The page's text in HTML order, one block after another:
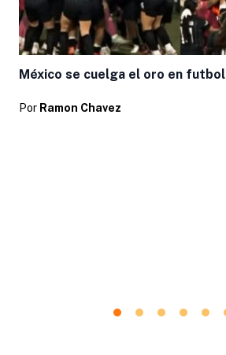
México se cuelga el oro en futbol
Por Ramon Chavez